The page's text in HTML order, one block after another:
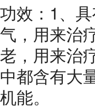
功效：1、
气，用来治
老，用来治
中都含有大
机能。